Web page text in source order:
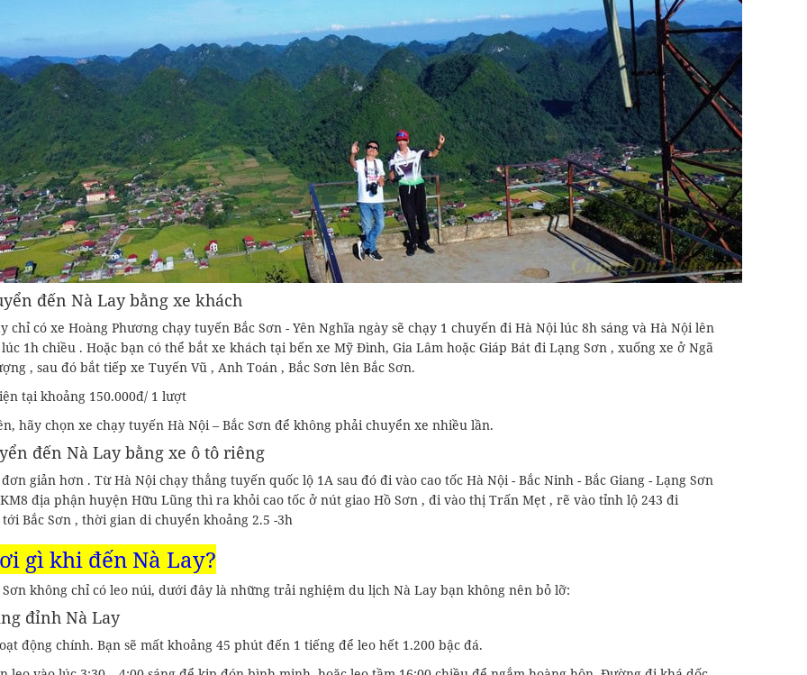
đến Nà Lay bằng xe khách
chỉ có xe Hoàng Phương chạy tuyến Bắc Sơn - Yên Nghĩa ngày sẽ chạy 1 chuyến đi Hà Nội lúc 8h sáng và Hà Nội lên
lúc 1h chiều . Hoặc bạn có thể bắt xe khách tại bến xe Mỹ Đình, Gia Lâm hoặc Giáp Bát đi Lạng Sơn , xuống xe ở Ngã
, sau đó bắt tiếp xe Tuyến Vũ , Anh Toán , Bắc Sơn lên Bắc Sơn.
tại khoảng 150.000đ/ 1 lượt
hãy chọn xe chạy tuyến Hà Nội – Bắc Sơn để không phải chuyển xe nhiều lần.
đến Nà Lay bằng xe ô tô riêng
giản hơn . Từ Hà Nội chạy thẳng tuyến quốc lộ 1A sau đó đi vào cao tốc Hà Nội - Bắc Ninh - Bắc Giang - Lạng Sơn
địa phận huyện Hữu Lũng thì ra khỏi cao tốc ở nút giao Hồ Sơn , đi vào thị Trấn Mẹt , rẽ vào tỉnh lộ 243 đi
Bắc Sơn , thời gian di chuyển khoảng 2.5 -3h
gì khi đến Nà Lay?
Sơn không chỉ có leo núi, dưới đây là những trải nghiệm du lịch Nà Lay bạn không nên bỏ lỡ:
đỉnh Nà Lay
động chính. Bạn sẽ mất khoảng 45 phút đến 1 tiếng để leo hết 1.200 bậc đá.